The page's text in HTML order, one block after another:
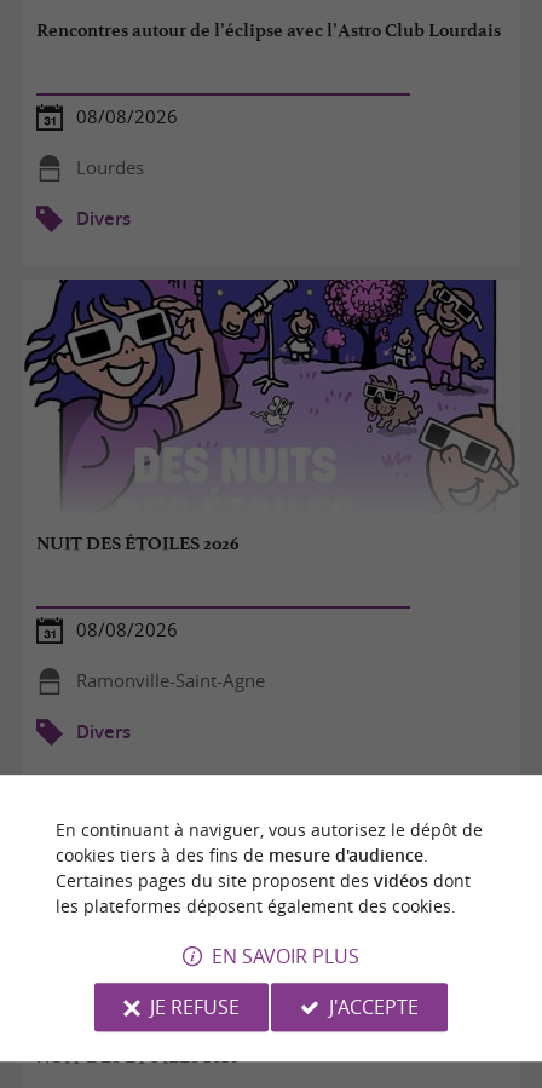
Rencontres autour de l’éclipse avec l’Astro Club Lourdais
08/08/2026
Lourdes
Divers
NUIT DES ÉTOILES 2026
08/08/2026
Ramonville-Saint-Agne
Divers
NUIT DES ÉTOILES 2026
En continuant à naviguer, vous autorisez le dépôt de
cookies tiers à des fins de mesure d'audience.
Certaines pages du site proposent des vidéosdont
les plateformes déposent également des cookies.
EN SAVOIR PLUS
JE REFUSE
J'ACCEPTE